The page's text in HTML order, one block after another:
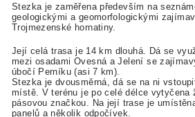
Stezka je zaměřena především na
geologickými a geomorfologickými
Trojmezenské hornatiny.
Její celá trasa je 14 km dlouhá. Dá se
mezi osadami Ovesná a Jelení se
úbočí Perníku (asi 7 km).
Stezka je dvousměrná, dá se na ni
místě. V terénu je po celé délce vytyčena
pásovou značkou. Na její trase je
panelů a několik odpočívek.